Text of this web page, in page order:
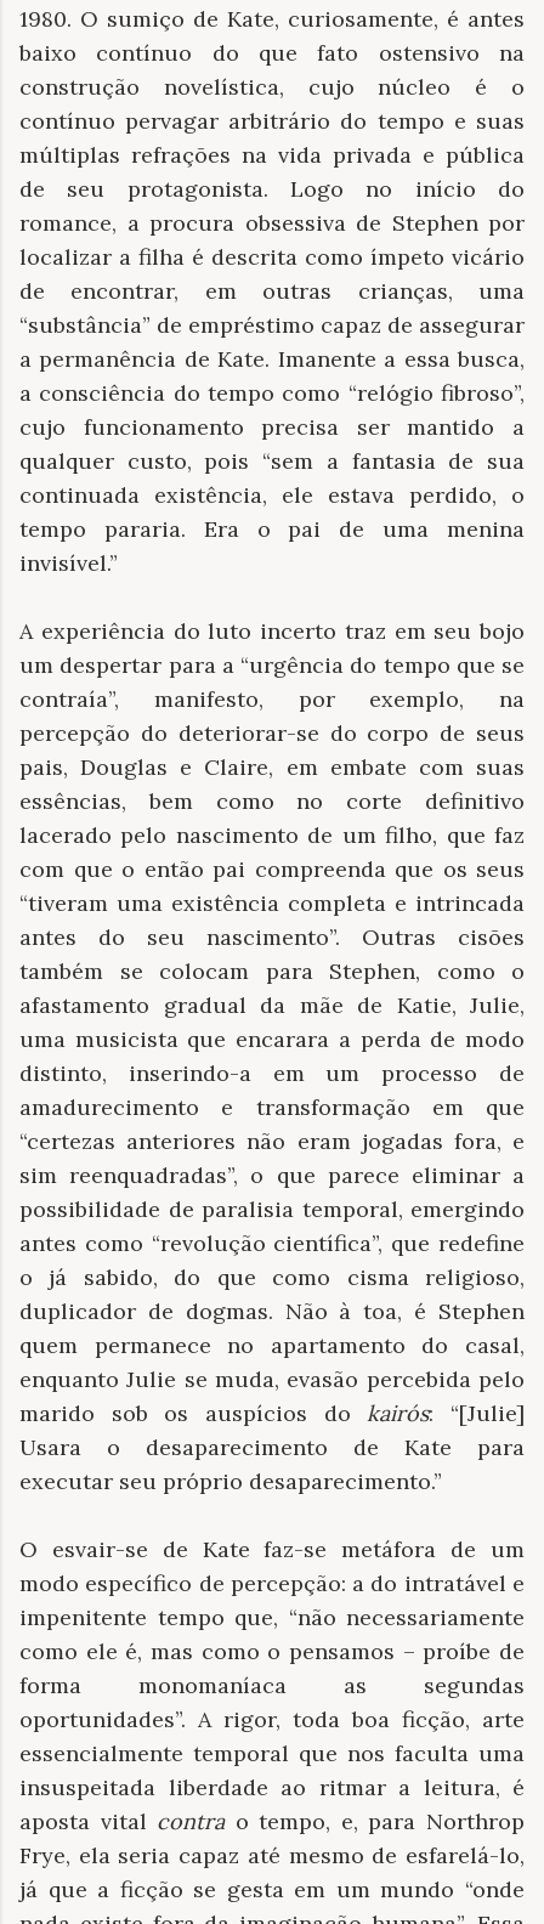
1980. O sumiço de Kate, curiosamente, é antes
baixo contínuo do que fato ostensivo na
construção novelística, cujo núcleo é o
contínuo pervagar arbitrário do tempo e suas
múltiplas refrações na vida privada e pública
de seu protagonista. Logo no início do
romance, a procura obsessiva de Stephen por
localizar a filha é descrita como ímpeto vicário
de encontrar, em outras crianças, uma
“substância” de empréstimo capaz de assegurar
a permanência de Kate. Imanente a essa busca,
a consciência do tempo como “relógio fibroso”,
cujo funcionamento precisa ser mantido a
qualquer custo, pois “sem a fantasia de sua
continuada existência, ele estava perdido, o
tempo pararia. Era o pai de uma menina
invisível.”
A experiência do luto incerto traz em seu bojo
um despertar para a “urgência do tempo que se
contraía”, manifesto, por exemplo, na
percepção do deteriorar-se do corpo de seus
pais, Douglas e Claire, em embate com suas
essências, bem como no corte definitivo
lacerado pelo nascimento de um filho, que faz
com que o então pai compreenda que os seus
“tiveram uma existência completa e intrincada
antes do seu nascimento”. Outras cisões
também se colocam para Stephen, como o
afastamento gradual da mãe de Katie, Julie,
uma musicista que encarara a perda de modo
distinto, inserindo-a em um processo de
amadurecimento e transformação em que
“certezas anteriores não eram jogadas fora, e
sim reenquadradas”, o que parece eliminar a
possibilidade de paralisia temporal, emergindo
antes como “revolução científica”, que redefine
o já sabido, do que como cisma religioso,
duplicador de dogmas. Não à toa, é Stephen
quem permanece no apartamento do casal,
enquanto Julie se muda, evasão percebida pelo
marido sob os auspícios dokairós: “[Julie]
Usara o desaparecimento de Kate para
executar seu próprio desaparecimento.”
O esvair-se de Kate faz-se metáfora de um
modo específico de percepção: a do intratável e
impenitente tempo que, “não necessariamente
como ele é, mas como o pensamos – proíbe de
forma monomaníaca as segundas
oportunidades”. A rigor, toda boa ficção, arte
essencialmente temporal que nos faculta uma
insuspeitada liberdade ao ritmar a leitura, é
aposta vital contra o tempo, e, para Northrop
Frye, ela seria capaz até mesmo de esfarelá-lo,
já que a ficção se gesta em um mundo “onde